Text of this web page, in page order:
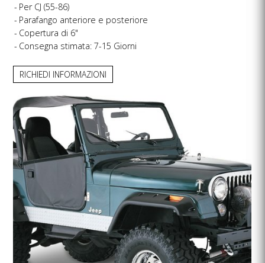
Per CJ (55-86)
Parafango anteriore e posteriore
Copertura di 6"
Consegna stimata: 7-15 Giorni
RICHIEDI INFORMAZIONI